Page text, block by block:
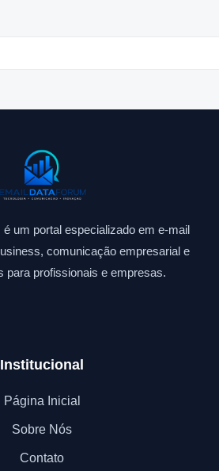
um portal especializado em e-mail
comunicação empresarial e
para profissionais e empresas.
Institucional
Página Inicial
Sobre Nós
Contato